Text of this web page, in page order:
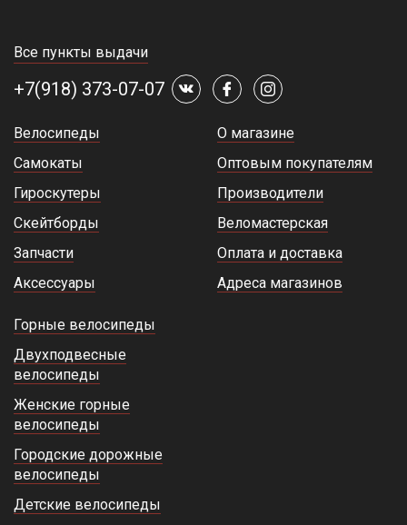
Все пункты выдачи
+7(918) 373-07-07
Велосипеды
Самокаты
Гироскутеры
Скейтборды
Запчасти
Аксессуары
О магазине
Оптовым покупателям
Производители
Веломастерская
Оплата и доставка
Адреса магазинов
Горные велосипеды
Двухподвесные
велосипеды
Женские горные
велосипеды
Городские дорожные
велосипеды
Детские велосипеды